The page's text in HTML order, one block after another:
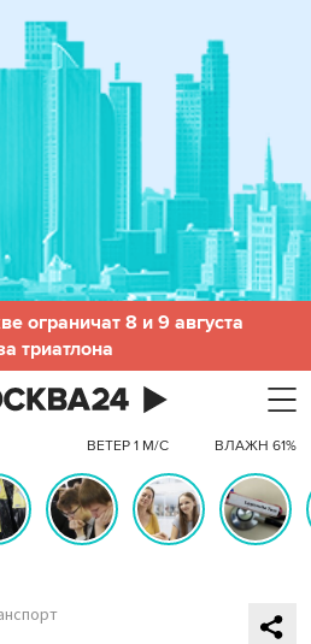
ограничат 8 и 9 августа
триатлона
ВЕТЕР 1 М/С ВЛАЖН 61%